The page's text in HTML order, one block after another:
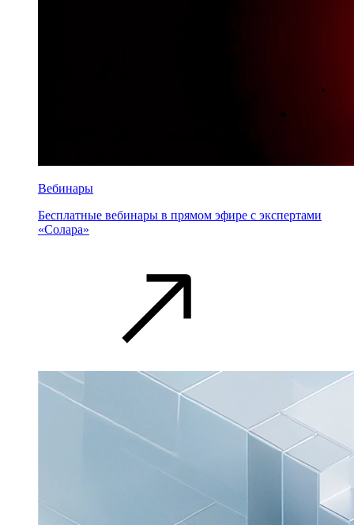
Вебинары
Бесплатные вебинары в прямом эфире с экспертами
«Солара»